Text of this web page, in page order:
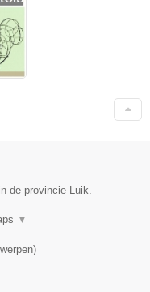
de provincie Luik.
▼
)